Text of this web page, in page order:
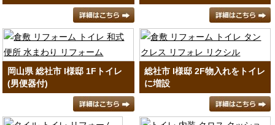
岡山県 総社市 I様邸 1Fトイレ
(男便器付)
総社市 I様邸 2F物入れをトイレ
に増設